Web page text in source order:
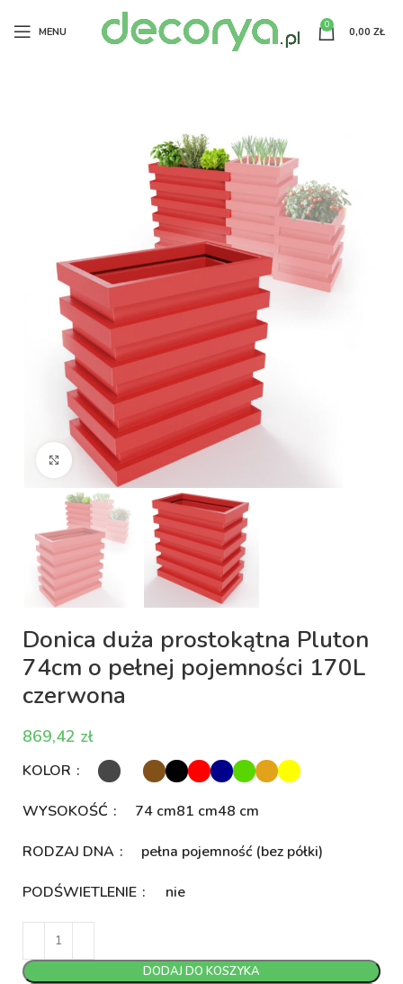
MENU
0
0,00 ZŁ
Kliknij aby powiększyć
Donica duża prostokątna Pluton
74cm o pełnej pojemności 170L
czerwona
zł
KOLOR
WYSOKOŚĆ 74 cm81 cm48 cm
RODZAJ DNA pełna pojemność (bez półki)
PODŚWIETLENIE nie
DODAJ DO KOSZYKA